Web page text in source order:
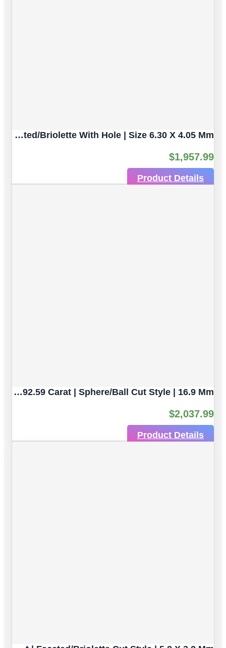
Multicolor Sapphire Natural Untreated Gemstones | 3 Pcs 2.61 Ct | Faceted/Briolette With Hole | Size 6.30 X 4.05 Mm
$1,957.99
Product Details
Rhodochrosite Natural Gemstones | 2pc 92.59 Carat | Sphere/Ball Cut Style | 16.9 Mm
$2,037.99
Product Details